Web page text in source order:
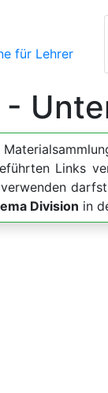
-
Links
Division in